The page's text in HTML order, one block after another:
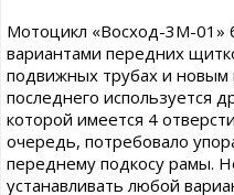
Мотоцикл «Восход-3М-01»
вариантами передних
подвижных трубах и новым
последнего используется
которой имеется 4
очередь, потребовало
переднему подкосу рамы.
устанавливать любой